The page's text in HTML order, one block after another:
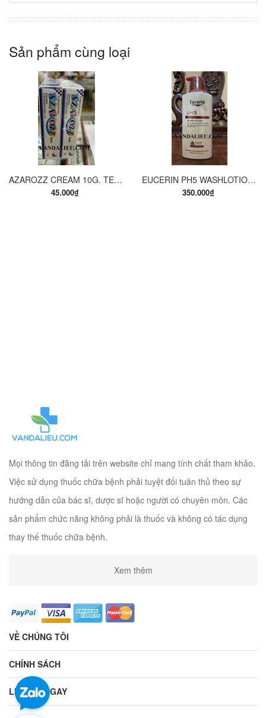
Sản phẩm cùng loại
AZAROZZ CREAM 10G. TERBINAFINE 1%. THUỐC TRỊ NẤM DA CHÂN, NẤM DA ĐÙI, NẤM DA THÂN, LANG BEN...
45.000₫
EUCERIN PH5 WASHLOTION 400ML. SỮA TẮM DẠNG GEL CHO DA NHẠY CẢM.
350.000₫
Mọi thông tin đăng tải trên website chỉ mang tính chất tham khảo.
Việc sử dụng thuốc chữa bệnh phải tuyệt đối tuân thủ theo sự
hướng dẫn của bác sĩ, dược sĩ hoặc người có chuyên môn. Các
sản phẩm chức năng không phải là thuốc và không có tác dụng
thay thế thuốc chữa bệnh.
Xem thêm
VỀ CHÚNG TÔI
CHÍNH SÁCH
LIÊN HỆ NGAY